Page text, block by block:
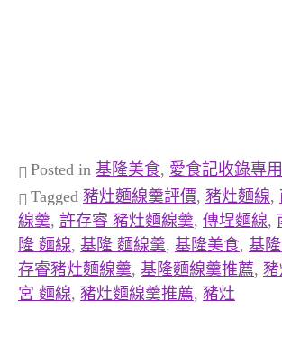
Posted in 基隆美食, 愛食記收錄專用
Tagged 豬灶麵線羹評價, 豬灶麵線,
線羹, 許存睿 豬灶麵線羹, 傳埕麵線,
隆 麵線, 基隆 麵線羹, 基隆美食, 基
存睿豬灶麵線羹, 基隆麵線羹推薦,
宮 麵線, 豬灶麵線羹推薦, 豬灶